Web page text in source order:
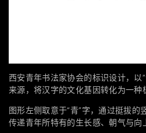
西安青年书法家协会的标识设计，以
来源，将汉字的文化基因转化为一种
图形左侧取意于“青”字，通过挺拔的
传递青年所特有的生长感、朝气与向